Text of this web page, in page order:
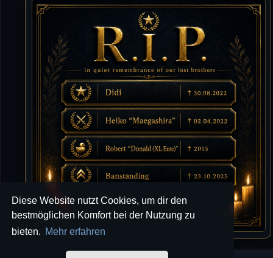
Diese Website nutzt Cookies, um dir den
bestmöglichen Komfort bei der Nutzung zu
bieten. Mehr erfahren
27. Dez 2023, 22:48
DieWildeHilde
10.07.2026 / 12:48
Happy Birthday Chickpea
DieWildeHilde
10.07.2026 / 10:08
Hallo meine Lieben!
Isimiyaki
10.07.2026 / 00:34
Alles gute chickpea
Was geht aaaaaaaaaaaab
[XL]Oldie-Dellmuth
Wartungsarbeiten zwischen 12 - 13 Uhr am Freitag !!!